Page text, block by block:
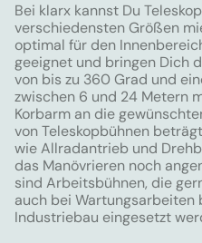
Bei klarx kannst Du
verschiedensten Größen
optimal für den
geeignet und bringen Dich
von bis zu 360 Grad und
zwischen 6 und 24 Metern
Korbarm an die
von Teleskopbühnen
wie Allradantrieb und
das Manövrieren noch
sind Arbeitsbühnen, die
auch bei Wartungsarbeiten
Industriebau eingesetzt